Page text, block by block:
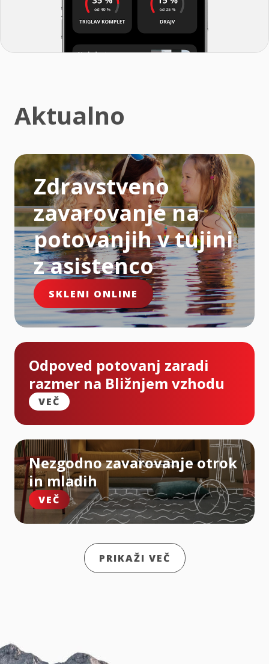
Aktualno
Zdravstveno
zavarovanje na
potovanjih v tujini
z asistenco
SKLENI ONLINE
Odpoved potovanj zaradi
razmer na Bližnjem vzhodu
VEČ
Nezgodno zavarovanje otrok
in mladih
VEČ
PRIKAŽI VEČ